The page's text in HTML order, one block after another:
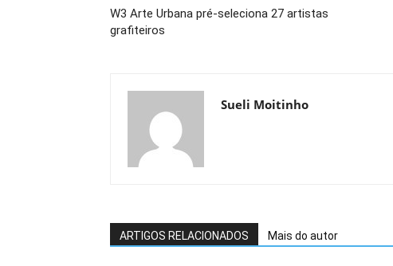
W3 Arte Urbana pré-seleciona 27 artistas
grafiteiros
Sueli Moitinho
ARTIGOS RELACIONADOS Mais do autor